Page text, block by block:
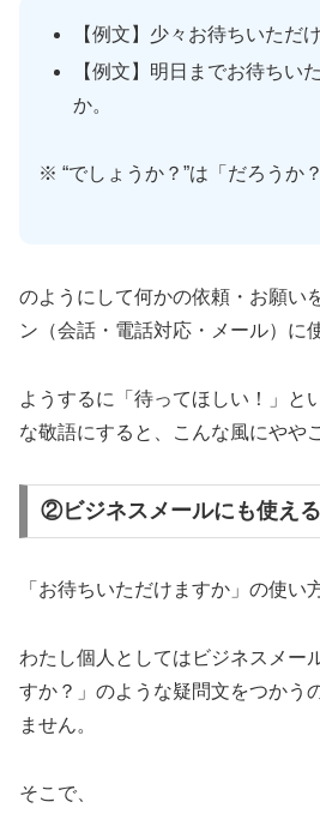
【例文】少々お待ちいただ
【例文】明日までお待ちい
か。
※ “でしょうか？”は「だろうか
のようにして何かの依頼・お願い
ン（会話・電話対応・メール）に
ようするに「待ってほしい！」と
な敬語にすると、こんな風にやや
②ビジネスメールにも使え
「お待ちいただけますか」の使い
わたし個人としてはビジネスメー
すか？」のような疑問文をつかう
ません。
そこで、